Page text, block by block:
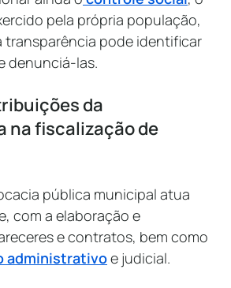
pela própria população,
transparência pode identificar
denunciá-las.
da
na fiscalização de
pública municipal atua
com a elaboração e
e contratos, bem como
administrativoe judicial.